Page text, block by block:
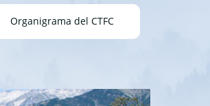
Organigrama del CTFC